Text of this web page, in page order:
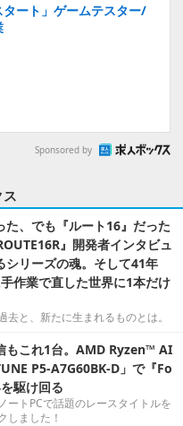
タート」ゲームテスター/
Sponsored by
ス
た、でも『ルート16』だった
』開発者インタビュ
シリーズの魂。そして41年
作業で直した世界に1本だけ
と、新たに生まれるものとは。
もこれ1台。AMD Ryzen™ AI
P5-A7G60BK-D」で『Fo
駆け回る
ートPCで話題のレースタイトルを
しました！